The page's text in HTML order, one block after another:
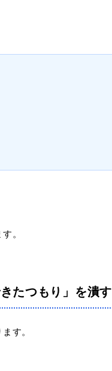
。
たつもり」を潰す
す。